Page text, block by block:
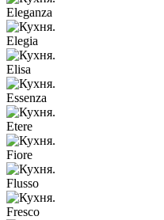
Eleganza
Elegia
Elisa
Essenza
Etere
Fiore
Flusso
Fresco